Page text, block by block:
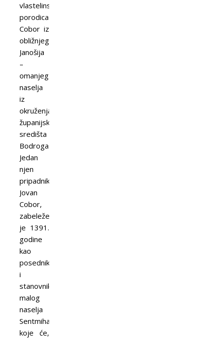
vlastelinska
porodica
Cobor iz
obližnjeg
Janošija
–
omanjeg
naselja
iz
okruženja
županijskog
središta
Bodroga.
Jedan
njen
pripadnik,
Jovan
Cobor,
zabeležen
je 1391.
godine
kao
posednik
i
stanovnik
malog
naselja
Sentmihalj,
koje će,